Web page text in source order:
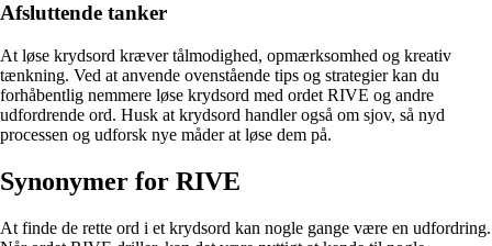
Afsluttende tanker
At løse krydsord kræver tålmodighed, opmærksomhed og kreativ
tænkning. Ved at anvende ovenstående tips og strategier kan du
forhåbentlig nemmere løse krydsord med ordet RIVE og andre
udfordrende ord. Husk at krydsord handler også om sjov, så nyd
processen og udforsk nye måder at løse dem på.
Synonymer for RIVE
At finde de rette ord i et krydsord kan nogle gange være en udfordring.